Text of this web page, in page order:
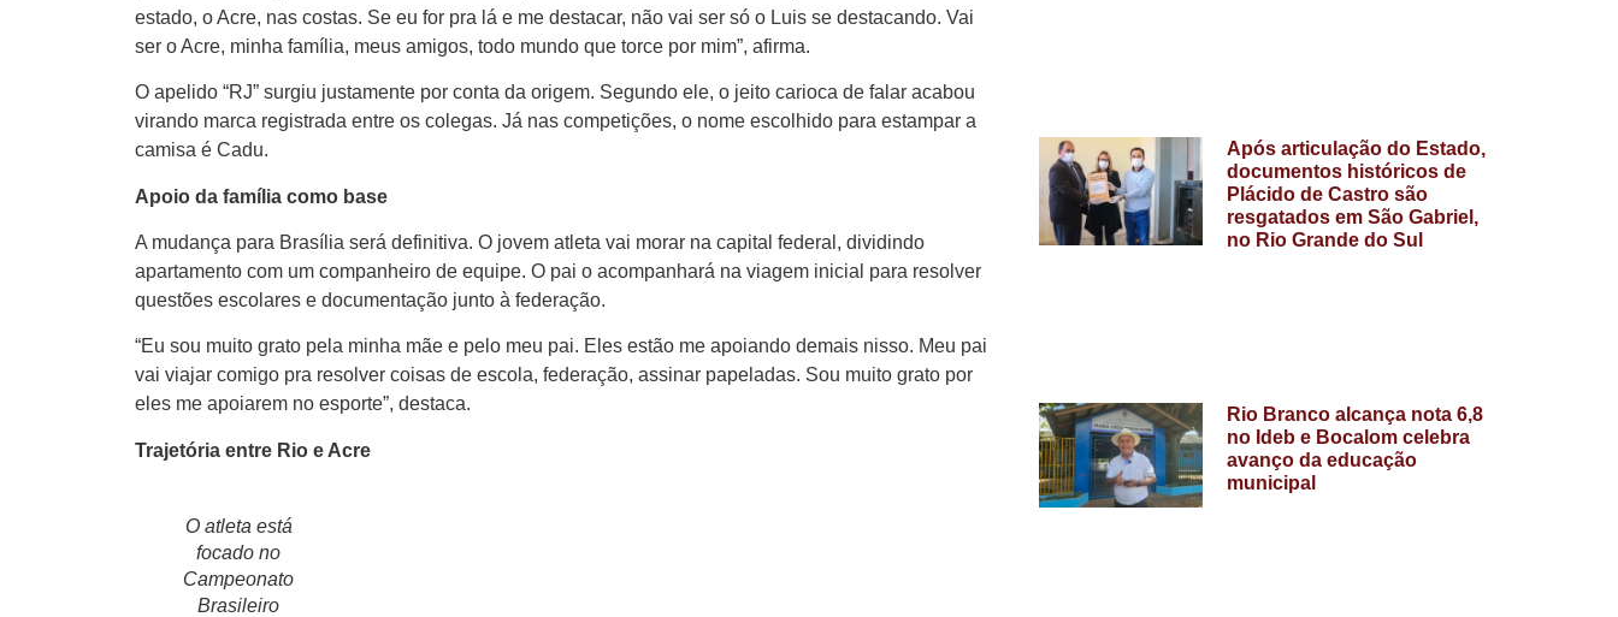
estado, o Acre, nas costas. Se eu for pra lá e me destacar, não vai ser só o Luis se destacando. Vai
ser o Acre, minha família, meus amigos, todo mundo que torce por mim”, afirma.
O apelido “RJ” surgiu justamente por conta da origem. Segundo ele, o jeito carioca de falar acabou
virando marca registrada entre os colegas. Já nas competições, o nome escolhido para estampar a
camisa é Cadu.
Apoio da família como base
A mudança para Brasília será definitiva. O jovem atleta vai morar na capital federal, dividindo
apartamento com um companheiro de equipe. O pai o acompanhará na viagem inicial para resolver
questões escolares e documentação junto à federação.
“Eu sou muito grato pela minha mãe e pelo meu pai. Eles estão me apoiando demais nisso. Meu pai
vai viajar comigo pra resolver coisas de escola, federação, assinar papeladas. Sou muito grato por
eles me apoiarem no esporte”, destaca.
Trajetória entre Rio e Acre
O atleta está
focado no
Campeonato
Brasileiro
Após articulação do Estado,
documentos históricos de
Plácido de Castro são
resgatados em São Gabriel,
no Rio Grande do Sul
Rio Branco alcança nota 6,8
no Ideb e Bocalom celebra
avanço da educação
municipal